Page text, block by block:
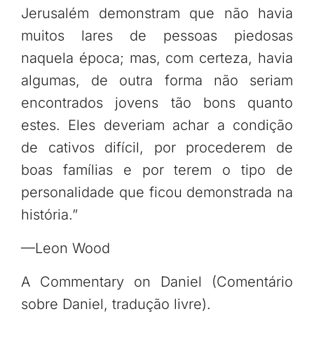
Jerusalém demonstram que não havia
muitos lares de pessoas piedosas
naquela época; mas, com certeza, havia
algumas, de outra forma não seriam
encontrados jovens tão bons quanto
estes. Eles deveriam achar a condição
de cativos difícil, por procederem de
boas famílias e por terem o tipo de
personalidade que ficou demonstrada na
história.”
—Leon Wood
A Commentary on Daniel (Comentário
sobre Daniel, tradução livre).